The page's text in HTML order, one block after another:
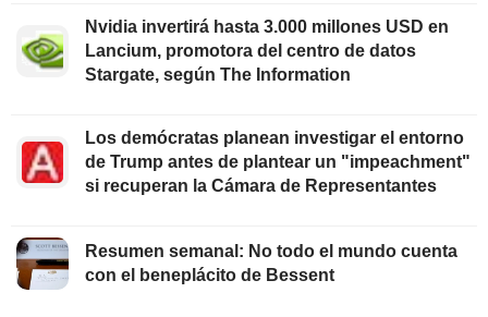
Nvidia invertirá hasta 3.000 millones USD en
Lancium, promotora del centro de datos
Stargate, según The Information
Los demócratas planean investigar el entorno
de Trump antes de plantear un "impeachment"
si recuperan la Cámara de Representantes
Resumen semanal: No todo el mundo cuenta
con el beneplácito de Bessent